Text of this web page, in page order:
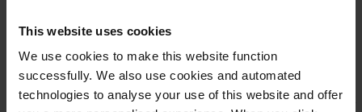
This website uses cookies
We use cookies to make this website function
successfully. We also use cookies and automated
technologies to analyse your use of this website and offer
For any press enquiries please contact